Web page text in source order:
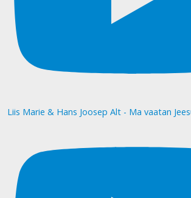
Liis Marie & Hans Joosep Alt - Ma vaatan